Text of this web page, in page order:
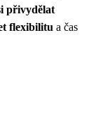
přivydělat
flexibilitu a čas